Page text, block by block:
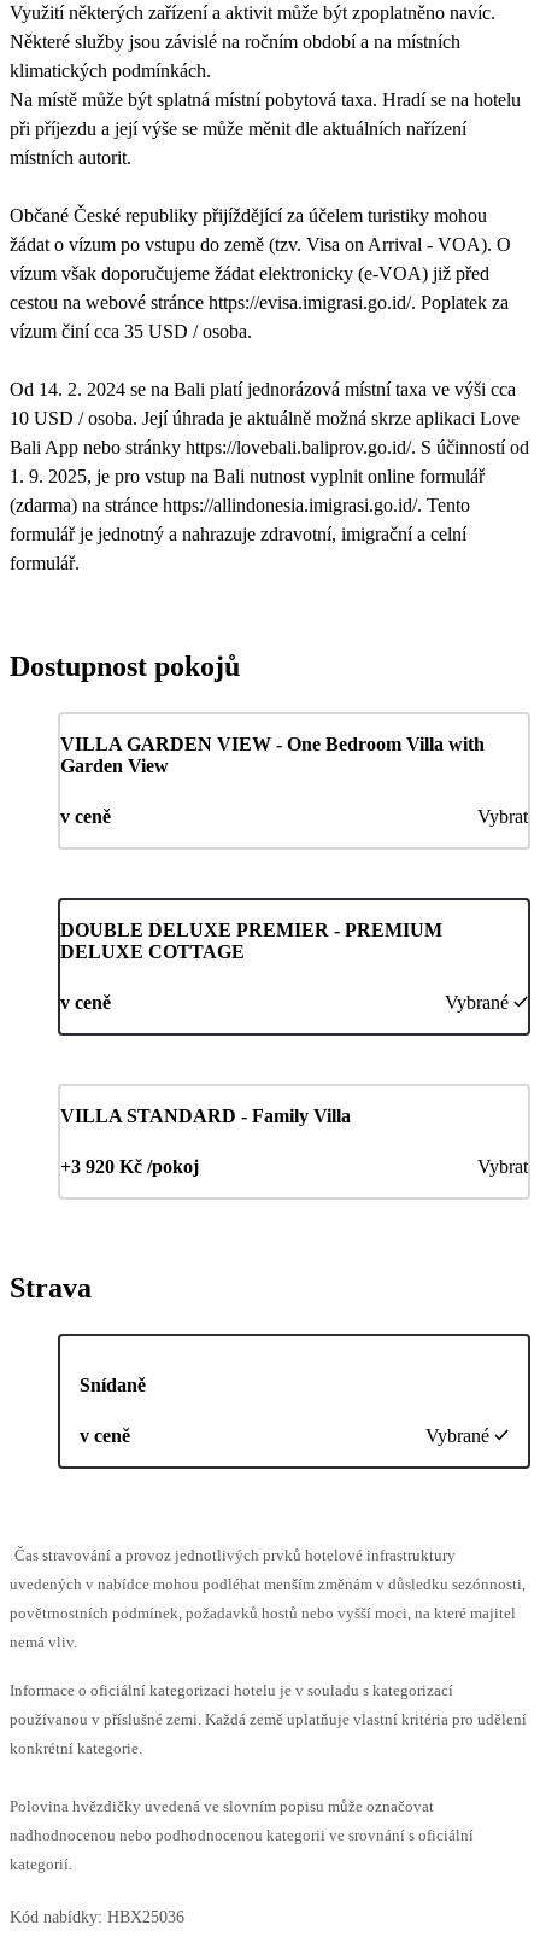
Využití některých zařízení a aktivit může být zpoplatněno navíc.
Některé služby jsou závislé na ročním období a na místních
klimatických podmínkách.
Na místě může být splatná místní pobytová taxa. Hradí se na hotelu
při příjezdu a její výše se může měnit dle aktuálních nařízení
místních autorit.
Občané České republiky přijíždějící za účelem turistiky mohou
žádat o vízum po vstupu do země (tzv. Visa on Arrival - VOA). O
vízum však doporučujeme žádat elektronicky (e-VOA) již před
cestou na webové stránce https://evisa.imigrasi.go.id/. Poplatek za
vízum činí cca 35 USD / osoba.
Od 14. 2. 2024 se na Bali platí jednorázová místní taxa ve výši cca
10 USD / osoba. Její úhrada je aktuálně možná skrze aplikaci Love
Bali App nebo stránky https://lovebali.baliprov.go.id/. S účinností od
1. 9. 2025, je pro vstup na Bali nutnost vyplnit online formulář
(zdarma) na stránce https://allindonesia.imigrasi.go.id/. Tento
formulář je jednotný a nahrazuje zdravotní, imigrační a celní
formulář.
Dostupnost pokojů
VILLA GARDEN VIEW - One Bedroom Villa with
Garden View
v ceně Vybrat
DOUBLE DELUXE PREMIER - PREMIUM
DELUXE COTTAGE
v ceně Vybrané
VILLA STANDARD - Family Villa
+3 920 Kč /pokoj Vybrat
Strava
Snídaně
v ceně Vybrané
Čas stravování a provoz jednotlivých prvků hotelové infrastruktury
uvedených v nabídce mohou podléhat menším změnám v důsledku sezónnosti,
povětrnostních podmínek, požadavků hostů nebo vyšší moci, na které majitel
nemá vliv.
Informace o oficiální kategorizaci hotelu je v souladu s kategorizací
používanou v příslušné zemi. Každá země uplatňuje vlastní kritéria pro udělení
konkrétní kategorie.
Polovina hvězdičky uvedená ve slovním popisu může označovat
nadhodnocenou nebo podhodnocenou kategorii ve srovnání s oficiální
kategorií.
Kód nabídky: HBX25036